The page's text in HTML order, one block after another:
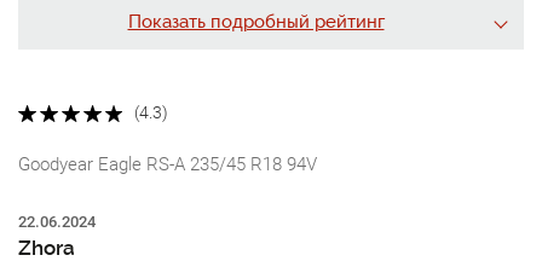
Показать подробный рейтинг
(4.3)
Goodyear Eagle RS-A 235/45 R18 94V
22.06.2024
Zhora